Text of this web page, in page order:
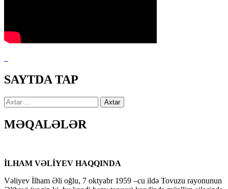
SAYTDA TAP
Axtarış:
MƏQALƏLƏR
İLHAM VƏLİYEV HAQQINDA
Vəliyev İlham Əli oğlu, 7 oktyabr 1959 –cu ildə Tovuzu rayonunun